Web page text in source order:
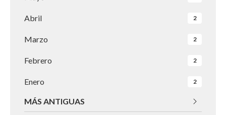
Abril 2
Marzo 2
Febrero 2
Enero 2
MÁS ANTIGUAS